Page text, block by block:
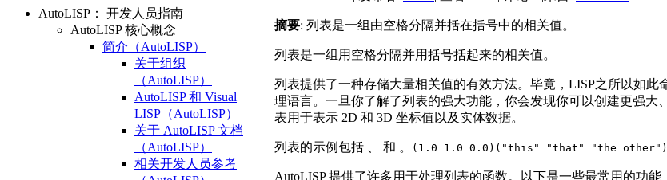
AutoLISP： 开发人员指南
AutoLISP 核心概念
简介（AutoLISP）
关于组织
（AutoLISP）
AutoLISP 和 Visual
LISP（AutoLISP）
关于 AutoLISP 文档
（AutoLISP）
相关开发人员参考
摘要: 列表是一组由空格分隔并括在括号中的相关值。
列表是一组用空格分隔并用括号括起来的相关值。
列表提供了一种存储大量相关值的有效方法。毕竟，LISP之所以如此
理语言。一旦你了解了列表的强大功能，你会发现你可以创建更强大
表用于表示 2D 和 3D 坐标值以及实体数据。
列表的示例包括 、 和 。 (1.0 1.0 0.0) ("this" "that" "the other")
AutoLISP 提供了许多用于处理列表的函数。以下是一些最常用的功能